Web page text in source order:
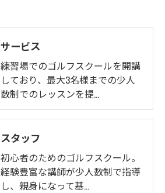
サービス
練習場でのゴルフスクールを開講
しており、最大3名様までの少人
数制でのレッスンを提…
スタッフ
初心者のためのゴルフスクール。
経験豊富な講師が少人数制で指導
し、親身になって基…